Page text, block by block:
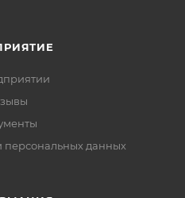
персональных данных